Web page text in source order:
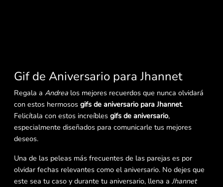
Gif de Aniversario para Jhannet
Regala a Andrea los mejores recuerdos que nunca olvidará
con estos hermosos gifs de aniversario para Jhannet.
Felicítala con estos increíbles gifs de aniversario,
especialmente diseñados para comunicarle tus mejores
deseos.
Una de las peleas más frecuentes de las parejas es por
olvidar fechas relevantes como el aniversario. No dejes que
este sea tu caso y durante tu aniversario, llena a Jhannet